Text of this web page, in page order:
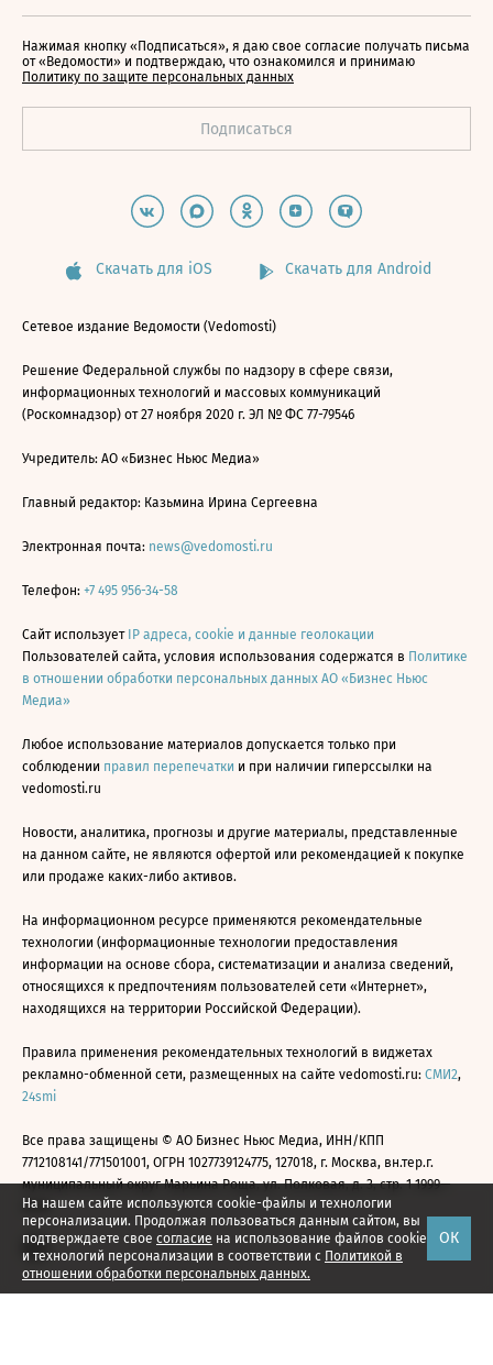
На нашем сайте используются cookie-файлы и технологии
персонализации. Продолжая пользоваться данным сайтом, вы
подтверждаете свое согласие на использование файлов cookie
и технологий персонализации в соответствии с Политикой в
отношении обработки персональных данных.
ОК
Нажимая кнопку «Подписаться», я даю свое согласие получать письма
от «Ведомости» и подтверждаю, что ознакомился и принимаю
Политику по защите персональных данных
Скачать для iOS Скачать для Android
Сетевое издание Ведомости (Vedomosti)
Решение Федеральной службы по надзору в сфере связи,
информационных технологий и массовых коммуникаций
(Роскомнадзор) от 27 ноября 2020 г. ЭЛ № ФС 77-79546
Учредитель: АО «Бизнес Ньюс Медиа»
Главный редактор: Казьмина Ирина Сергеевна
Электронная почта: news@vedomosti.ru
Телефон: +7 495 956-34-58
Сайт использует IP адреса, cookie и данные геолокации
Пользователей сайта, условия использования содержатся в Политике
в отношении обработки персональных данных АО «Бизнес Ньюс
Медиа»
Любое использование материалов допускается только при
соблюдении правил перепечатки и при наличии гиперссылки на
vedomosti.ru
Новости, аналитика, прогнозы и другие материалы, представленные
на данном сайте, не являются офертой или рекомендацией к покупке
или продаже каких-либо активов.
На информационном ресурсе применяются рекомендательные
технологии (информационные технологии предоставления
информации на основе сбора, систематизации и анализа сведений,
относящихся к предпочтениям пользователей сети «Интернет»,
находящихся на территории Российской Федерации).
Правила применения рекомендательных технологий в виджетах
рекламно-обменной сети, размещенных на сайте vedomosti.ru: СМИ2,
24smi
Все права защищены © АО Бизнес Ньюс Медиа, ИНН/КПП
7712108141/771501001, ОГРН 1027739124775, 127018, г. Москва, вн.тер.г.
муниципальный округ Марьина Роща, ул. Полковая, д. 3, стр. 1 1999—
2026